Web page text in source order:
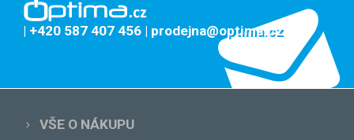
| +420 587 407 456 | prodejna@optima.cz
VŠE O NÁKUPU